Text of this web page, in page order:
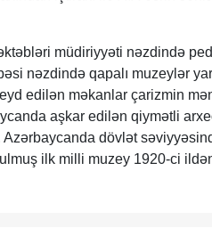
müdiriyyəti nəzdində
nəzdində qapalı muzeylər
edilən məkanlar çarizmin
aşkar edilən qiymətli
dövlət
ilk milli muzey 1920-ci